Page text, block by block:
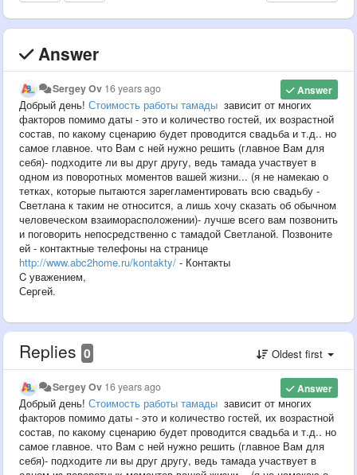
Answer
Answer
Sergey Ov 16 years ago
Добрый день! Стоимость работы тамады зависит от многих
факторов помимо даты - это и количество гостей, их возрастной
состав, по какому сценарию будет проводится свадьба и т.д.. но
самое главное. что Вам с ней нужно решить (главное Вам для
себя)- подходите ли вы друг другу, ведь тамада участвует в
одном из поворотных моментов вашей жизни... (я не намекаю о
тетках, которые пытаются зарегламентировать всю свадьбу -
Светлана к таким не относится, а лишь хочу сказать об обычном
человеческом взаиморасположении)- лучше всего вам позвонить
и поговорить непосредственно с тамадой Светланой. Позвоните
ей - контактные телефоны на странице
http://www.abc2home.ru/kontakty/ - Контакты
C уважением,
Сергей.
Replies 0 Oldest first
Answer
Sergey Ov 16 years ago
Добрый день! Стоимость работы тамады зависит от многих
факторов помимо даты - это и количество гостей, их возрастной
состав, по какому сценарию будет проводится свадьба и т.д.. но
самое главное. что Вам с ней нужно решить (главное Вам для
себя)- подходите ли вы друг другу, ведь тамада участвует в